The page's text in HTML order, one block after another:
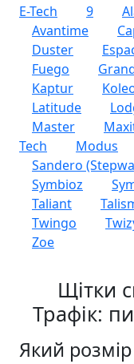
E-Tech
9
Avantime
Duster
Fuego
Kaptur
Latitude
Master
Tech
Modus
Sandero
Symbioz
Taliant
Twingo
Zoe
Щітки
Трафік:
Який